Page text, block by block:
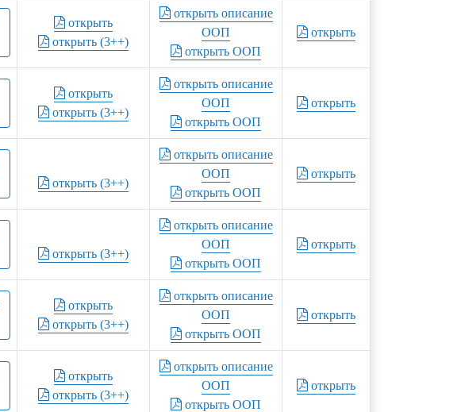
открыть
открыть (3++)
открыть описание
ООП
открыть ООП
открыть
открыть
открыть (3++)
открыть описание
ООП
открыть ООП
открыть
открыть (3++)
открыть описание
ООП
открыть ООП
открыть
открыть (3++)
открыть описание
ООП
открыть ООП
открыть
открыть
открыть (3++)
открыть описание
ООП
открыть ООП
открыть
открыть
открыть (3++)
открыть описание
ООП
открыть ООП
открыть